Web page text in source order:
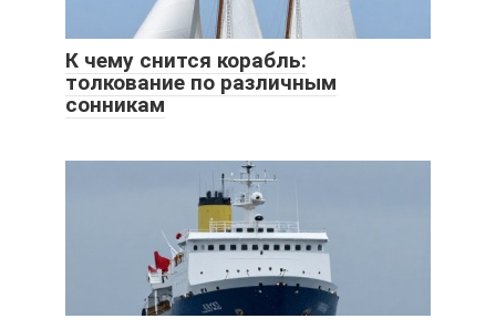
К чему снится корабль:
толкование по различным
сонникам